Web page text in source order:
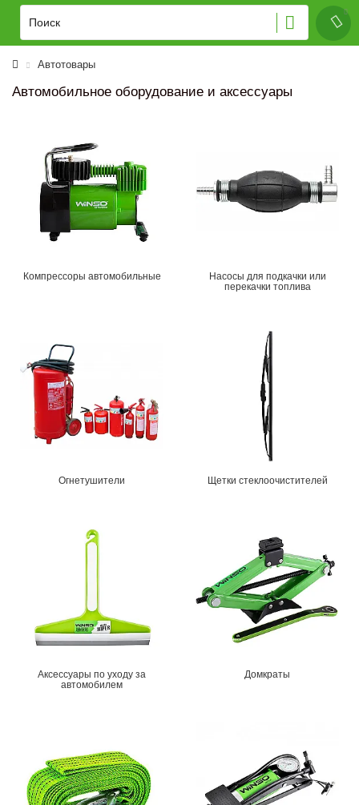
Автотовары
Автомобильное оборудование и аксессуары
Компрессоры автомобильные
Насосы для подкачки или
перекачки топлива
Огнетушители Щетки стеклоочистителей
Аксессуары по уходу за
автомобилем
Домкраты